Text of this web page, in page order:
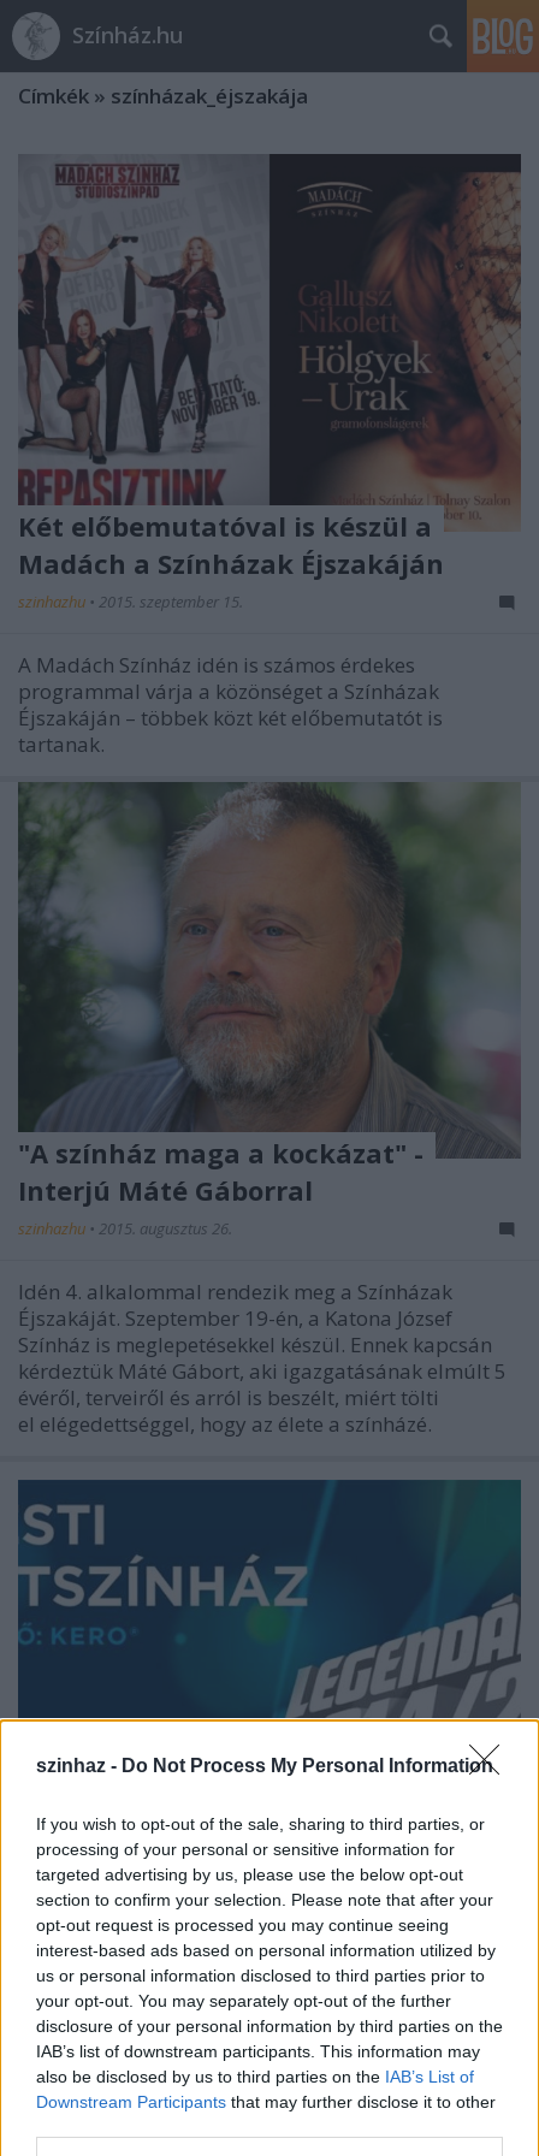
szinhaz - Do Not Process My Personal Information
If you wish to opt-out of the sale, sharing to third parties, or
processing of your personal or sensitive information for
targeted advertising by us, please use the below opt-out
section to confirm your selection. Please note that after your
opt-out request is processed you may continue seeing
interest-based ads based on personal information utilized by
us or personal information disclosed to third parties prior to
your opt-out. You may separately opt-out of the further
disclosure of your personal information by third parties on the
IAB’s list of downstream participants. This information may
also be disclosed by us to third parties on the IAB’s List of
Downstream Participants that may further disclose it to other
Színház.hu
Címkék » színházak_éjszakája
Két előbemutatóval is készül a
Madách a Színházak Éjszakáján
szinhazhu • 2015. szeptember 15.
A Madách Színház idén is számos érdekes
programmal várja a közönséget a Színházak
Éjszakáján – többek közt két előbemutatót is
tartanak.
"A színház maga a kockázat" -
Interjú Máté Gáborral
szinhazhu • 2015. augusztus 26.
Idén 4. alkalommal rendezik meg a Színházak
Éjszakáját. Szeptember 19-én, a Katona József
Színház is meglepetésekkel készül. Ennek kapcsán
kérdeztük Máté Gábort, aki igazgatásának elmúlt 5
évéről, terveiről és arról is beszélt, miért tölti
el elégedettséggel, hogy az élete a színházé.
Zenés évadnyitó fesztivállal vár az
Operettszínház
szinhazhu•2014. szeptember 16.
A Budapesti Operettszínház szeptember 19-én és
20-án ismét megrendezi az Évadnyitó Pesti
Broadway Fesztivált és ezen a hétvégén a Színházak
Éjszakáján is részt vesz a teátrum. Íme a részletes
program.